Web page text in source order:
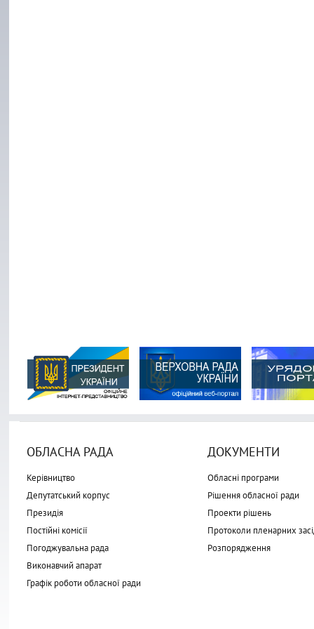
ОБЛАСНА РАДА
Керівництво
Депутатський корпус
Президія
Постійні комісії
Погоджувальна рада
Виконавчий апарат
Графік роботи обласної ради
ДОКУМЕНТИ
Обласні програми
Рішення обласної ради
Проекти рішень
Протоколи пленарних
Розпорядження